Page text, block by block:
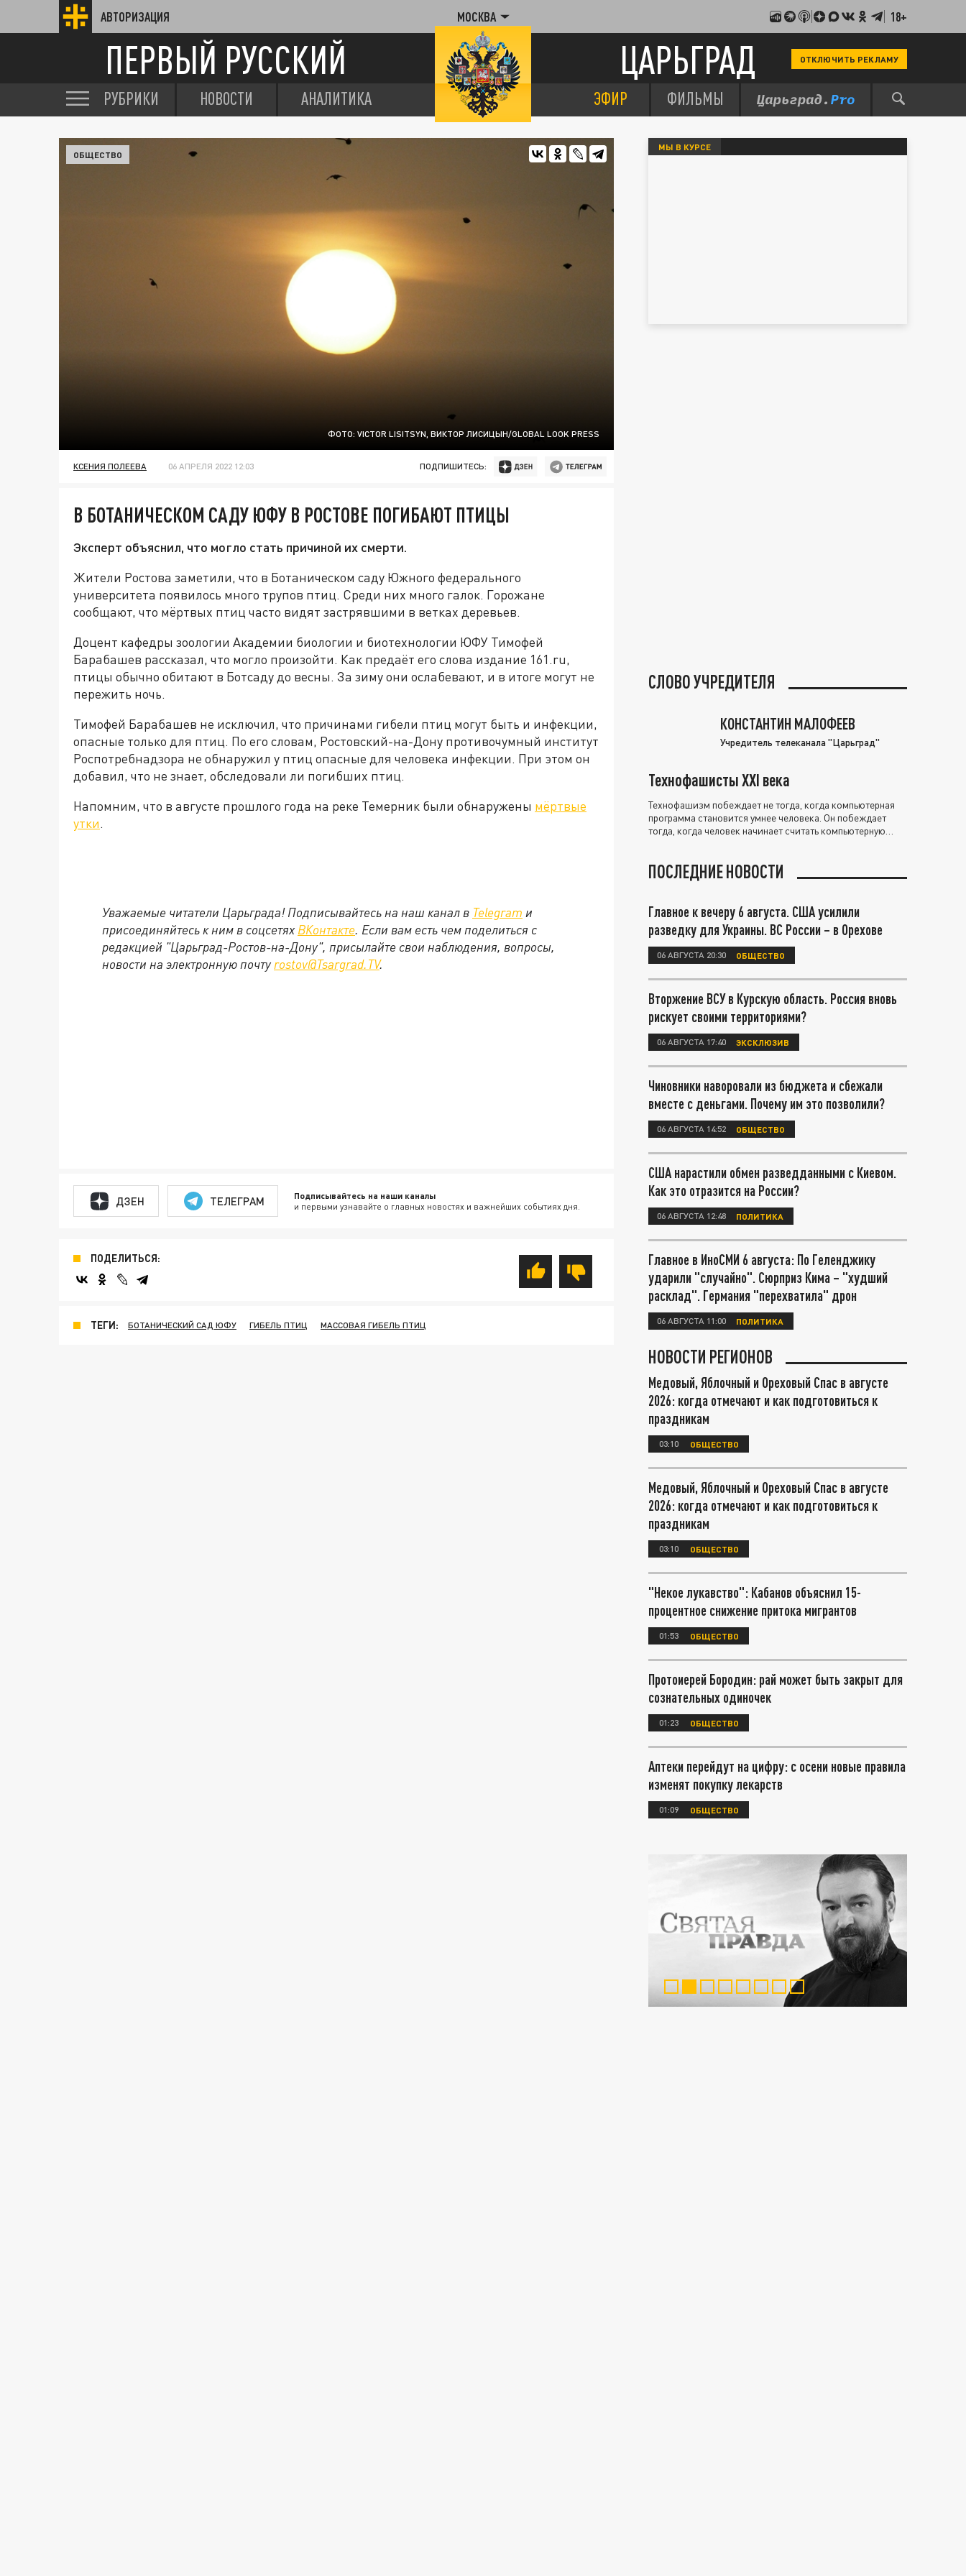
АВТОРИЗАЦИЯ МОСКВА 18+
ПЕРВЫЙ РУССКИЙ ЦАРЬГРАД ОТКЛЮЧИТЬ РЕКЛАМУ
РУБРИКИ НОВОСТИ АНАЛИТИКА ЭФИР ФИЛЬМЫ
ФОТО: VICTOR LISITSYN, ВИКТОР ЛИСИЦЫН/GLOBAL LOOK PRESS
ОБЩЕСТВО
КСЕНИЯ ПОЛЕЕВА 06 АПРЕЛЯ 2022 12:03 ПОДПИШИТЕСЬ:
В БОТАНИЧЕСКОМ САДУ ЮФУ В РОСТОВЕ ПОГИБАЮТ ПТИЦЫ
Эксперт объяснил, что могло стать причиной их смерти.
Жители Ростова заметили, что в Ботаническом саду Южного федерального
университета появилось много трупов птиц. Среди них много галок. Горожане
сообщают, что мёртвых птиц часто видят застрявшими в ветках деревьев.
Доцент кафедры зоологии Академии биологии и биотехнологии ЮФУ Тимофей
Барабашев рассказал, что могло произойти. Как предаёт его слова издание 161.ru,
птицы обычно обитают в Ботсаду до весны. За зиму они ослабевают, и в итоге могут не
пережить ночь.
Тимофей Барабашев не исключил, что причинами гибели птиц могут быть и инфекции,
опасные только для птиц. По его словам, Ростовский-на-Дону противочумный институт
Роспотребнадзора не обнаружил у птиц опасные для человека инфекции. При этом он
добавил, что не знает, обследовали ли погибших птиц.
Напомним, что в августе прошлого года на реке Темерник были обнаружены мёртвые
утки.
Уважаемые читатели Царьграда! Подписывайтесь на наш канал в Telegram и
присоединяйтесь к ним в соцсетях ВКонтакте. Если вам есть чем поделиться с
редакцией "Царьград-Ростов-на-Дону", присылайте свои наблюдения, вопросы,
новости на электронную почту rostov@Tsargrad.ТV.
ДЗЕН ТЕЛЕГРАМ Подписывайтесь на наши каналы
и первыми узнавайте о главных новостях и важнейших событиях дня.
ПОДЕЛИТЬСЯ:
ТЕГИ: БОТАНИЧЕСКИЙ САД ЮФУ ГИБЕЛЬ ПТИЦ МАССОВАЯ ГИБЕЛЬ ПТИЦ
МЫ В КУРСЕ
СЛОВО УЧРЕДИТЕЛЯ
КОНСТАНТИН МАЛОФЕЕВ
Учредитель телеканала "Царьград"
Технофашисты XXI века
Технофашизм побеждает не тогда, когда компьютерная
программа становится умнее человека. Он побеждает
тогда, когда человек начинает считать компьютерную
ПОСЛЕДНИЕ НОВОСТИ
Главное к вечеру 6 августа. США усилили
разведку для Украины. ВС России – в Орехове
06 АВГУСТА 20:30 ОБЩЕСТВО
Вторжение ВСУ в Курскую область. Россия вновь
рискует своими территориями?
06 АВГУСТА 17:40 ЭКСКЛЮЗИВ
Чиновники наворовали из бюджета и сбежали
вместе с деньгами. Почему им это позволили?
06 АВГУСТА 14:52 ОБЩЕСТВО
США нарастили обмен разведданными с Киевом.
Как это отразится на России?
06 АВГУСТА 12:48 ПОЛИТИКА
Главное в ИноСМИ 6 августа: По Геленджику
ударили "случайно". Сюрприз Кима – "худший
расклад". Германия "перехватила" дрон
06 АВГУСТА 11:00 ПОЛИТИКА
НОВОСТИ РЕГИОНОВ
Медовый, Яблочный и Ореховый Спас в августе
2026: когда отмечают и как подготовиться к
праздникам
03:10 ОБЩЕСТВО
Медовый, Яблочный и Ореховый Спас в августе
2026: когда отмечают и как подготовиться к
праздникам
03:10 ОБЩЕСТВО
"Некое лукавство": Кабанов объяснил 15-
процентное снижение притока мигрантов
01:53 ОБЩЕСТВО
Протоиерей Бородин: рай может быть закрыт для
сознательных одиночек
01:23 ОБЩЕСТВО
Аптеки перейдут на цифру: с осени новые правила
изменят покупку лекарств
01:09 ОБЩЕСТВО